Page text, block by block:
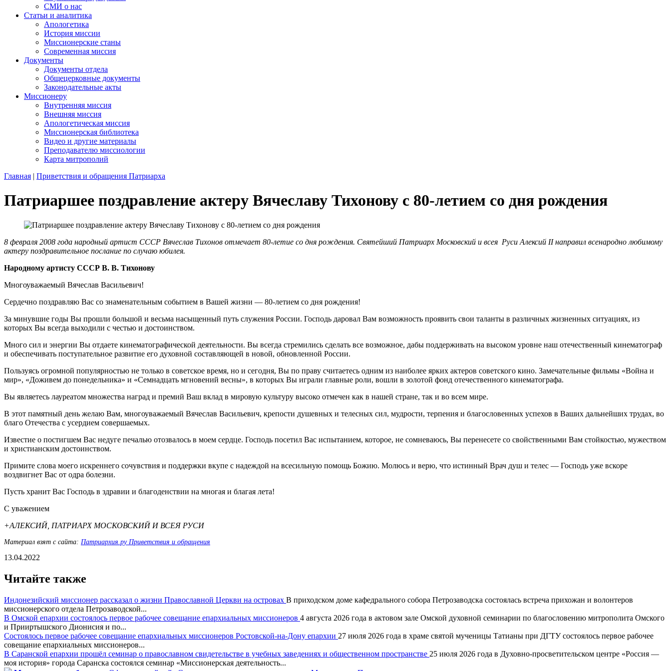
СМИ о нас
Статьи и аналитика
Апологетика
История миссии
Миссионерские станы
Современная миссия
Документы
Документы отдела
Общецерковные документы
Законодательные акты
Миссионеру
Внутренняя миссия
Внешняя миссия
Апологетическая миссия
Миссионерская библиотека
Видео и другие материалы
Преподавателю миссиологии
Карта митрополий
Главная | Приветствия и обращения Патриарха
Патриаршее поздравление актеру Вячеславу Тихонову с 80-летием со дня рождения
8 февраля 2008 года народный артист СССР Вячеслав Тихонов отмечает 80-летие со дня рождения. Святейший Патриарх Московский и всея Руси Алексий II направил всенародно любимому
актеру поздравительное послание по случаю юбилея.
Народному артисту СССР В. В. Тихонову
Многоуважаемый Вячеслав Васильевич!
Сердечно поздравляю Вас со знаменательным событием в Вашей жизни — 80-летием со дня рождения!
За минувшие годы Вы прошли большой и весьма насыщенный путь служения России. Господь даровал Вам возможность проявить свои таланты в различных жизненных ситуациях, из
которых Вы всегда выходили с честью и достоинством.
Много сил и энергии Вы отдаете кинематографической деятельности. Вы всегда стремились сделать все возможное, дабы поддерживать на высоком уровне наш отечественный кинематограф
и обеспечивать поступательное развитие его духовной составляющей в новой, обновленной России.
Пользуясь огромной популярностью не только в советское время, но и сегодня, Вы по праву считаетесь одним из наиболее ярких актеров советского кино. Замечательные фильмы «Война и
мир», «Доживем до понедельника» и «Семнадцать мгновений весны», в которых Вы играли главные роли, вошли в золотой фонд отечественного кинематографа.
Вы являетесь лауреатом множества наград и премий Ваш вклад в мировую культуру высоко отмечен как в нашей стране, так и во всем мире.
В этот памятный день желаю Вам, многоуважаемый Вячеслав Васильевич, крепости душевных и телесных сил, мудрости, терпения и благословенных успехов в Ваших дальнейших трудах, во
благо Отечества с усердием совершаемых.
Известие о постигшем Вас недуге печалью отозвалось в моем сердце. Господь посетил Вас испытанием, которое, не сомневаюсь, Вы перенесете со свойственными Вам стойкостью, мужеством
и христианским достоинством.
Примите слова моего искреннего сочувствия и поддержки вкупе с надеждой на всесильную помощь Божию. Молюсь и верю, что истинный Врач душ и телес — Господь уже вскоре
воздвигнет Вас от одра болезни.
Пусть хранит Вас Господь в здравии и благоденствии на многая и благая лета!
С уважением
+АЛЕКСИЙ, ПАТРИАРХ МОСКОВСКИЙ И ВСЕЯ РУСИ
Материал взят с сайта: Патриархия.ру Приветствия и обращения
13.04.2022
Читайте также
Индонезийский миссионер рассказал о жизни Православной Церкви на островах В приходском доме кафедрального собора Петрозаводска состоялась встреча прихожан и волонтеров
миссионерского отдела Петрозаводской...
В Омской епархии состоялось первое рабочее совещание епархиальных миссионеров 4 августа 2026 года в актовом зале Омской духовной семинарии по благословению митрополита Омского
и Прииртышского Дионисия и по...
Состоялось первое рабочее совещание епархиальных миссионеров Ростовской-на-Дону епархии 27 июля 2026 года в храме святой мученицы Татианы при ДГТУ состоялось первое рабочее
совещание епархиальных миссионеров...
В Саранской епархии прошёл семинар о православном свидетельстве в учебных заведениях и общественном пространстве 25 июля 2026 года в Духовно-просветительском центре «Россия —
моя история» города Саранска состоялся семинар «Миссионерская деятельность...